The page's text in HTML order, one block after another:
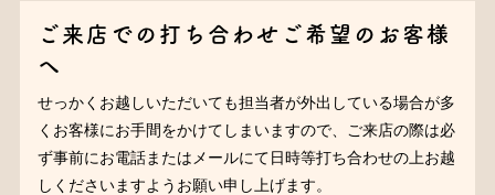
ご来店での打ち合わせご希望のお客様
へ
せっかくお越しいただいても担当者が外出している場合が多
くお客様にお手間をかけてしまいますので、ご来店の際は必
ず事前にお電話またはメールにて日時等打ち合わせの上お越
しくださいますようお願い申し上げます。